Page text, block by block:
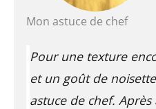
Mon astuce de chef
Pour une texture
et un goût de
astuce de chef.